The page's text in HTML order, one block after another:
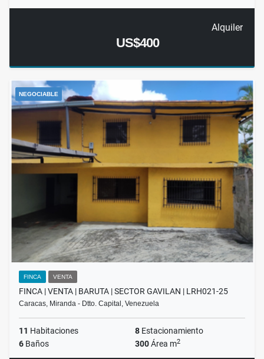
Alquiler
US$400
NEGOCIABLE
FINCA VENTA
FINCA | VENTA | BARUTA | SECTOR GAVILAN | LRH021-25
Caracas, Miranda - Dtto. Capital, Venezuela
11 Habitaciones 8 Estacionamiento
6 Baños 300Área m2